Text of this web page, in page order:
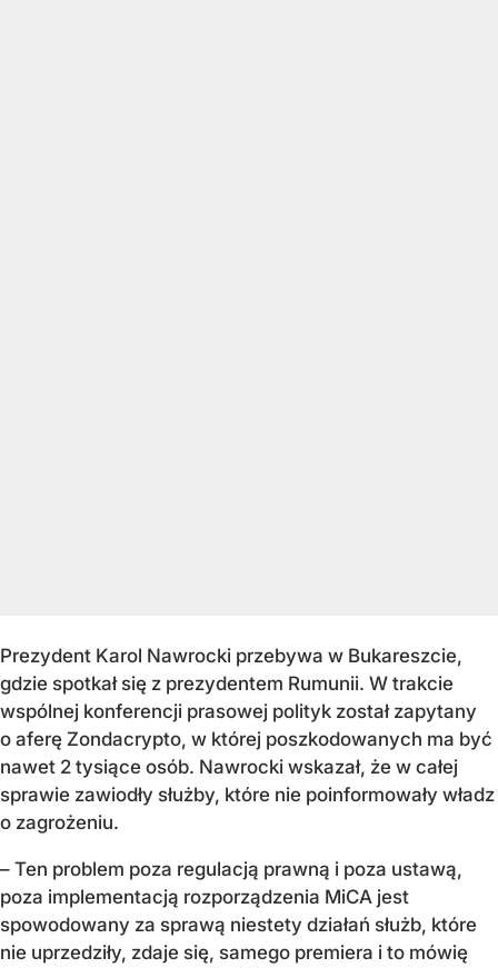
Prezydent Karol Nawrocki przebywa w Bukareszcie,
gdzie spotkał się z prezydentem Rumunii. W trakcie
wspólnej konferencji prasowej polityk został zapytany
o aferę Zondacrypto, w której poszkodowanych ma być
nawet 2 tysiące osób. Nawrocki wskazał, że w całej
sprawie zawiodły służby, które nie poinformowały władz
o zagrożeniu.
– Ten problem poza regulacją prawną i poza ustawą,
poza implementacją rozporządzenia MiCA jest
spowodowany za sprawą niestety działań służb, które
nie uprzedziły, zdaje się, samego premiera i to mówię